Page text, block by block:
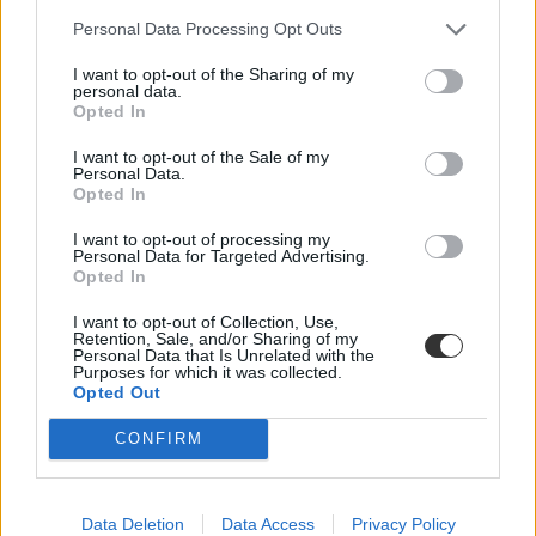
Personal Data Processing Opt Outs
I want to opt-out of the Sharing of my
personal data.
Opted In
I want to opt-out of the Sale of my
Personal Data.
Opted In
I want to opt-out of processing my
Personal Data for Targeted Advertising.
Opted In
I want to opt-out of Collection, Use,
Retention, Sale, and/or Sharing of my
Personal Data that Is Unrelated with the
Purposes for which it was collected.
Opted Out
CONFIRM
Data Deletion Data Access Privacy Policy